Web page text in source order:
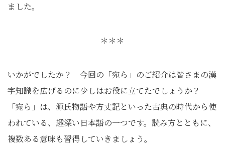
ました。
＊＊＊
いかがでしたか？ 今回の「宛ら」のご紹介は皆さまの漢
字知識を広げるのに少しはお役に立てたでしょうか？
「宛ら」は、源氏物語や方丈記といった古典の時代から使
われている、趣深い日本語の一つです。読み方とともに、
複数ある意味も習得していきましょう。